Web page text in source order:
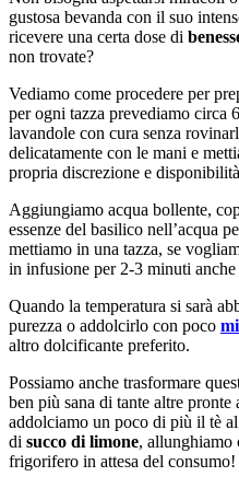
gustosa bevanda con il suo
ricevere una certa dose di
non trovate?
Vediamo come procedere per
per ogni tazza prevediamo circa
lavandole con cura senza
delicatamente con le mani e
propria discrezione e
Aggiungiamo acqua bollente,
essenze del basilico nell’acqua
mettiamo in una tazza, se
in infusione per 2-3 minuti
Quando la temperatura si sarà
purezza o addolcirlo con poco
altro dolcificante preferito.
Possiamo anche trasformare
ben più sana di tante altre pronte
addolciamo un poco di più il tè
di succo di limone, allunghiamo
frigorifero in attesa del consumo!